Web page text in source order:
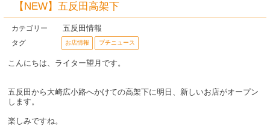
【NEW】五反田高架下
カテゴリー 五反田情報
タグ お店情報 プチニュース
こんにちは、ライター望月です。
五反田から大崎広小路へかけての高架下に明日、新しいお店がオープン
します。
楽しみですね。